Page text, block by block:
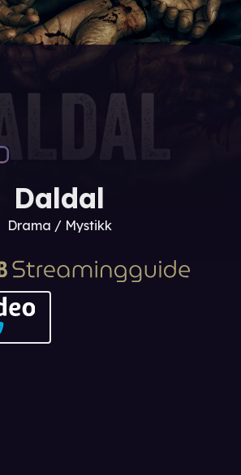
Daldal
Drama / Mystikk